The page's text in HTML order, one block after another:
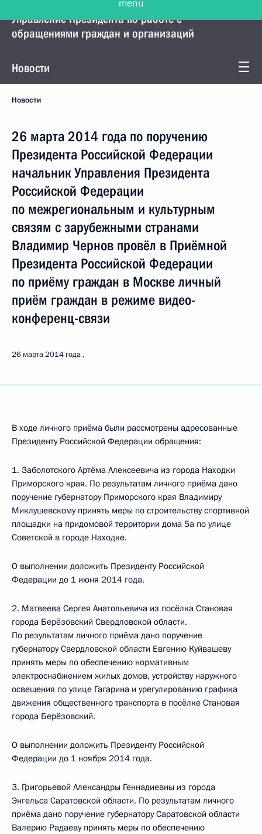
Управление Президента по работе с
обращениями граждан и организаций
Новости
Новости
26 марта 2014 года по поручению
Президента Российской Федерации
начальник Управления Президента
Российской Федерации
по межрегиональным и культурным
связям с зарубежными странами
Владимир Чернов провёл в Приёмной
Президента Российской Федерации
по приёму граждан в Москве личный
приём граждан в режиме видео-
конференц-связи
26 марта 2014 года
В ходе личного приёма были рассмотрены адресованные
Президенту Российской Федерации обращения:
1. Заболотского Артёма Алексеевича из города Находки
Приморского края. По результатам личного приёма дано
поручение губернатору Приморского края Владимиру
Миклушевскому принять меры по строительству спортивной
площадки на придомовой территории дома 5а по улице
Советской в городе Находке.
О выполнении доложить Президенту Российской
Федерации до 1 июня 2014 года.
2. Матвеева Сергея Анатольевича из посёлка Становая
города Берёзовский Свердловской области.
По результатам личного приёма дано поручение
губернатору Свердловской области Евгению Куйвашеву
принять меры по обеспечению нормативным
электроснабжением жилых домов, устройству наружного
освещения по улице Гагарина и урегулированию графика
движения общественного транспорта в посёлке Становая
города Берёзовский.
О выполнении доложить Президенту Российской
Федерации до 1 ноября 2014 года.
3. Григорьевой Александры Геннадиевны из города
Энгельса Саратовской области. По результатам личного
приёма дано поручение губернатору Саратовской области
Валерию Радаеву принять меры по обеспечению